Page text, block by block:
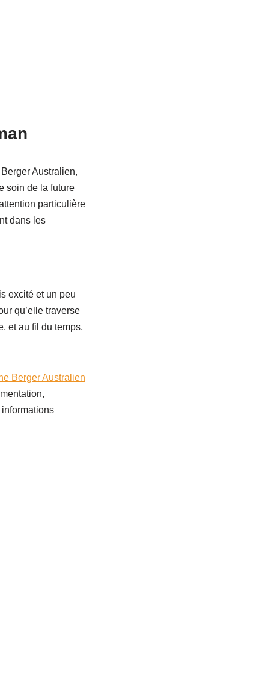
Australien,
soin de la future
particulière
dans les
excité et un peu
qu’elle traverse
et au fil du temps,
Berger Australien